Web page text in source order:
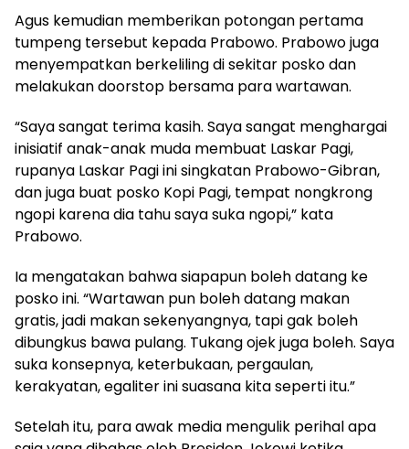
Agus kemudian memberikan potongan pertama
tumpeng tersebut kepada Prabowo. Prabowo juga
menyempatkan berkeliling di sekitar posko dan
melakukan doorstop bersama para wartawan.
“Saya sangat terima kasih. Saya sangat menghargai
inisiatif anak-anak muda membuat Laskar Pagi,
rupanya Laskar Pagi ini singkatan Prabowo-Gibran,
dan juga buat posko Kopi Pagi, tempat nongkrong
ngopi karena dia tahu saya suka ngopi,” kata
Prabowo.
Ia mengatakan bahwa siapapun boleh datang ke
posko ini. “Wartawan pun boleh datang makan
gratis, jadi makan sekenyangnya, tapi gak boleh
dibungkus bawa pulang. Tukang ojek juga boleh. Saya
suka konsepnya, keterbukaan, pergaulan,
kerakyatan, egaliter ini suasana kita seperti itu.”
Setelah itu, para awak media mengulik perihal apa